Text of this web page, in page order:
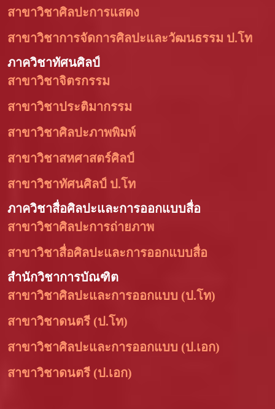
สาขาวิชาศิลปะการแสดง
สาขาวิชาการจัดการศิลปะและวัฒนธรรม ป.โท
ภาควิชาทัศนศิลป์
สาขาวิชาจิตรกรรม
สาขาวิชาประติมากรรม
สาขาวิชาศิลปะภาพพิมพ์
สาขาวิชาสหศาสตร์ศิลป์
สาขาวิชาทัศนศิลป์ ป.โท
ภาควิชาสื่อศิลปะและการออกแบบสื่อ
สาขาวิชาศิลปะการถ่ายภาพ
สาขาวิชาสื่อศิลปะและการออกแบบสื่อ
สำนักวิชาการบัณฑิต
สาขาวิชาศิลปะและการออกแบบ (ป.โท)
สาขาวิชาดนตรี (ป.โท)
สาขาวิชาศิลปะและการออกแบบ (ป.เอก)
สาขาวิชาดนตรี (ป.เอก)